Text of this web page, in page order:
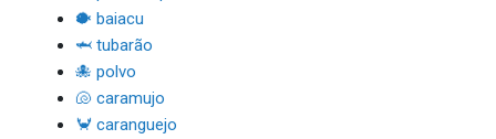
🐡 baiacu
🦈 tubarão
🐙 polvo
🐚 caramujo
🦀 caranguejo